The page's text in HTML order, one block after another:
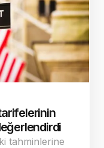
tahminlerine